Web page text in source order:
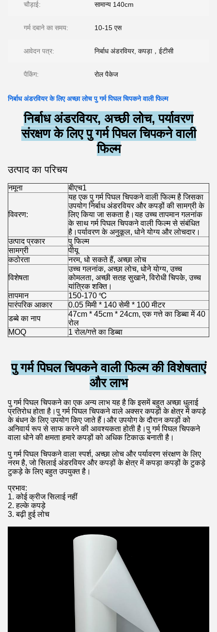
चौड़ाई: सामान्य 140cm
गर्म दबाने का समय: 10-15 एस
आवेदन पत्र: निर्बाध अंडरवियर, कपड़ा，ईटीसी
पैकिंग: रोल पैकेज
निर्बाध अंडरवियर के लिए अच्छा लोच पु गर्म पिघल चिपकने वाली फिल्म
निर्बाध अंडरवियर, अच्छी लोच, पर्यावरण
संरक्षण के लिए पु गर्म पिघल चिपकने वाली
फिल्म
उत्पाद का परिचय
नमूना बीएच1
विवरण:
यह एक पु गर्म पिघल चिपकने वाली फिल्म है जिसका
उपयोग निर्बाध अंडरवियर और कपड़ों की सामग्री के
लिए किया जा सकता है।यह उच्च तापमान गलनांक
के साथ गर्म पिघल चिपकने वाली फिल्म से संबंधित
है।पर्यावरण के अनुकूल, धोने योग्य और लोचदार।
उत्पाद प्रकार
पु फिल्म
सामग्री
पीयू
कठोरता
नरम, धो सकते हैं, अच्छा लोच
विशेषता
उच्च गलनांक, अच्छा लोच, धोने योग्य, उच्च
कोमलता, अच्छी सतह सुखाने, विरोधी चिपके, उच्च
यांत्रिक शक्ति।
तापमान
150-170 ℃
पारंपरिक आकार
0.05 मिमी * 140 सेमी * 100 मीटर
डब्बे का नाप
47cm * 45cm * 24cm, एक गत्ते का डिब्बा में 40
रोल
MOQ
1 रोल/गत्ते का डिब्बा
पु गर्म पिघल चिपकने वाली फिल्म की विशेषताएं
और लाभ
पु गर्म पिघल चिपकने का एक अन्य लाभ यह है कि इसमें बहुत अच्छा धुलाई
प्रतिरोध होता है।पु गर्म पिघल चिपकने वाले अक्सर कपड़ों के क्षेत्र में कपड़े
के बंधन के लिए उपयोग किए जाते हैं।और उपयोग के दौरान कपड़ों को
अनिवार्य रूप से साफ करने की आवश्यकता होती है।पु गर्म पिघल चिपकने
वाला धोने की क्षमता हमारे कपड़ों को अधिक टिकाऊ बनाती है।
पु गर्म पिघल चिपकने वाला स्पर्श, अच्छा लोच और पर्यावरण संरक्षण के लिए
नरम है, जो सिलाई अंडरवियर और कपड़ों के क्षेत्र में कपड़ा कपड़ों के टुकड़े
टुकड़े के लिए बहुत उपयुक्त है।
प्रभाव:
1. कोई क्रीज सिलाई नहीं
2. हल्के कपड़े
3. बढ़ी हुई लोच